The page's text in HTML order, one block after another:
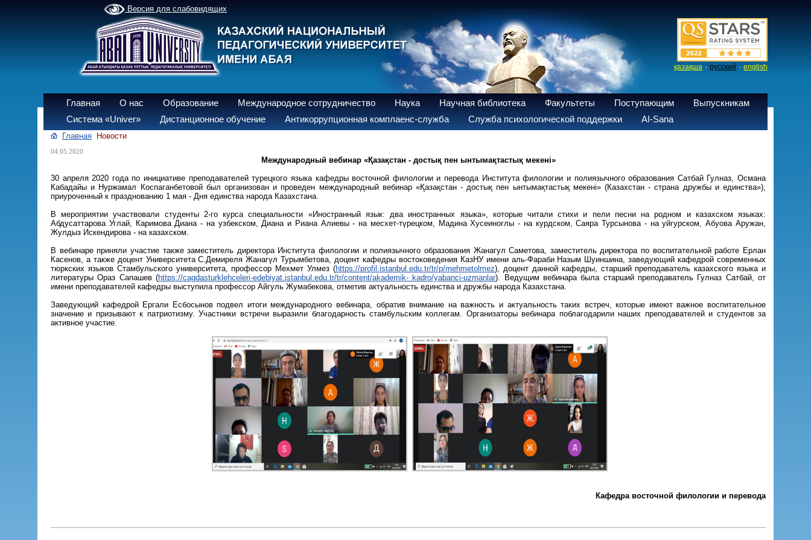
Версия для слабовидящих
қазақша · русский · english
Главная О нас Образование Международное сотрудничество Наука Научная библиотека Факультеты Поступающим
Выпускникам
Система «Univer»
Дистанционное обучение Антикоррупционная комплаенс-служба Служба психологической поддержки AI-Sana
Главная Новости
04.05.2020
Международный вебинар «Қазақстан - достық пен ынтымақтастық мекені»
30 апреля 2020 года по инициативе преподавателей турецкого языка кафедры восточной филологии и перевода Института филологии и полиязычного образования Сатбай Гулназ, Османа
Кабадайы и Нуржамал Коспаганбетовой был организован и проведен международный вебинар «Қазақстан - достық пен ынтымақтастық мекені» (Казахстан - страна дружбы и единства»),
приуроченный к празднованию 1 мая - Дня единства народа Казахстана.
В мероприятии участвовали студенты 2-го курса специальности «Иностранный язык: два иностранных языка», которые читали стихи и пели песни на родном и казахском языках:
Абдусаттарова Углай, Каримова Диана - на узбекском, Диана и Риана Алиевы - на месхет-түрецком, Мадина Хусеиноглы - на курдском, Саяра Турсынова - на уйгурском, Абуова Аружан,
Жулдыз Искендирова - на казахском.
В вебинаре приняли участие также заместитель директора Института филологии и полиязычного образования Жанагул Саметова, заместитель директора по воспитательной работе Ерлан
Касенов, а также доцент Университета С.Демиреля Жанагүл Турымбетова, доцент кафедры востоковедения КазНУ имени аль-Фараби Назым Шуиншина, заведующий кафедрой современных
тюркских языков Стамбульского университета, профессор Мехмет Улмез (https://profil.istanbul.edu.tr/tr/p/mehmetolmez), доцент данной кафедры, старший преподаватель казахского языка и
литературы Ораз Сапашев (https://cagdasturklehceleri-edebiyat.istanbul.edu.tr/tr/content/akademik- kadro/yabanci-uzmanlar). Ведущим вебинара была старший преподаватель Гулназ Сатбай, от
имени преподавателей кафедры выступила профессор Айгуль Жумабекова, отметив актуальность единства и дружбы народа Казахстана.
Заведующий кафедрой Ергали Есбосынов подвел итоги международного вебинара, обратив внимание на важность и актуальность таких встреч, которые имеют важное воспитательное
значение и призывают к патриотизму. Участники встречи выразили благодарность стамбульским коллегам. Организаторы вебинара поблагодарили наших преподавателей и студентов за
активное участие.
Кафедра восточной филологии и перевода